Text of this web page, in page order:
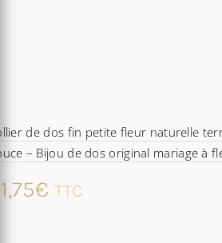
de dos fin petite fleur naturelle
– Bijou de dos original mariage à
€ TTC